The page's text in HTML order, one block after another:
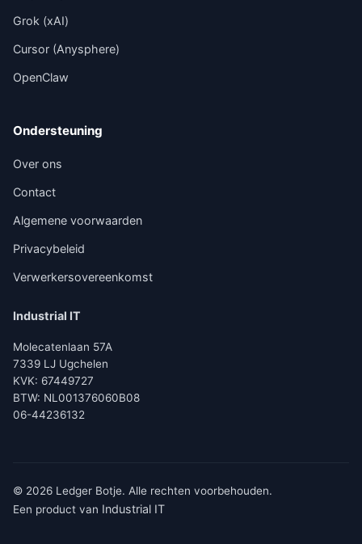
Grok (xAI)
Cursor (Anysphere)
OpenClaw
Ondersteuning
Over ons
Contact
Algemene voorwaarden
Privacybeleid
Verwerkersovereenkomst
Industrial IT
Molecatenlaan 57A
7339 LJ Ugchelen
KVK: 67449727
BTW: NL001376060B08
06-44236132
© 2026 Ledger Botje. Alle rechten voorbehouden.
Een product van Industrial IT